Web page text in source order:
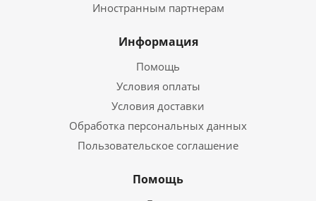
Иностранным партнерам
Информация
Помощь
Условия оплаты
Условия доставки
Обработка персональных данных
Пользовательское соглашение
Помощь